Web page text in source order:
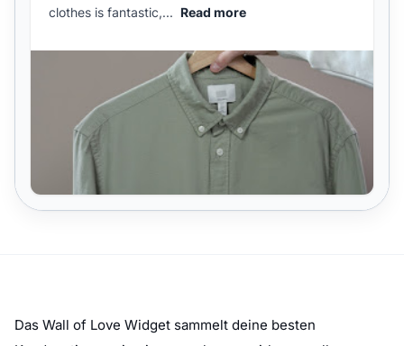
Das Wall of Love Widget sammelt deine besten